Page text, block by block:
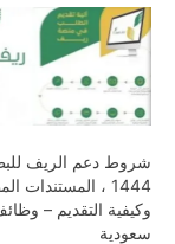
شروط دعم الريف
1444 ، المستندات
وكيفية التقديم –
سعودية